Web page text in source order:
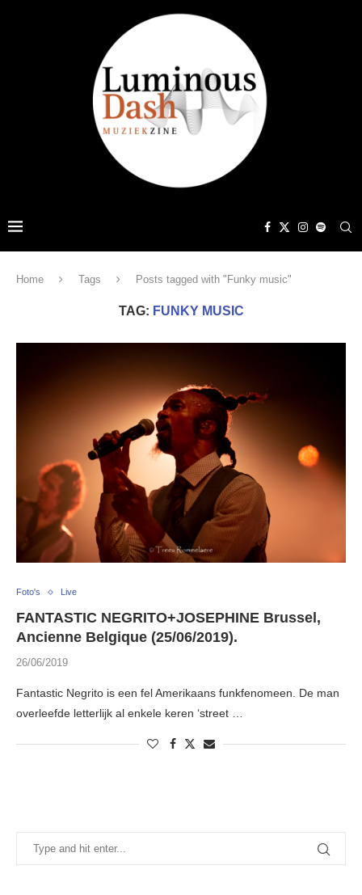
Home Tags Posts tagged with "Funky music"
TAG: FUNKY MUSIC
Foto's Live
FANTASTIC NEGRITO+JOSEPHINE Brussel,
Ancienne Belgique (25/06/2019).
26/06/2019
Fantastic Negrito is een fel Amerikaans funkfenomeen. De man
overleefde letterlijk al enkele keren ‘street …